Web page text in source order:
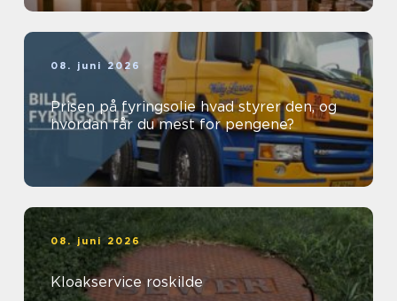
08. juni 2026
Prisen på fyringsolie hvad styrer den, og
hvordan får du mest for pengene?
08. juni 2026
Kloakservice roskilde